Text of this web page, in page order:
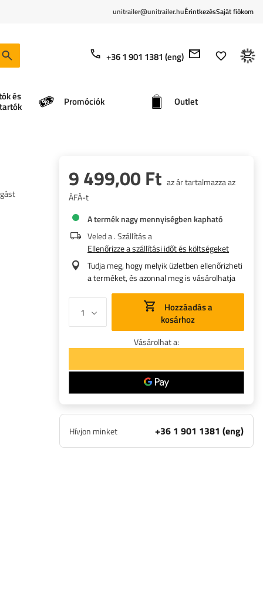
unitrailer@unitrailer.huÉrintkezésSaját fiókom
+36 1 901 1381 (eng)
és Promóciók Outlet
9 499,00 Ft az ár tartalmazza az
ÁFÁ-t
A termék nagy mennyiségben kapható
Veled a. Szállítás a
Ellenőrizze a szállítási időt és költségeket
Tudja meg, hogy melyik üzletben ellenőrizheti
a terméket, és azonnal meg is vásárolhatja
kosárhoz
Vásárolhat a:
Hívjon minket +36 1 901 1381 (eng)